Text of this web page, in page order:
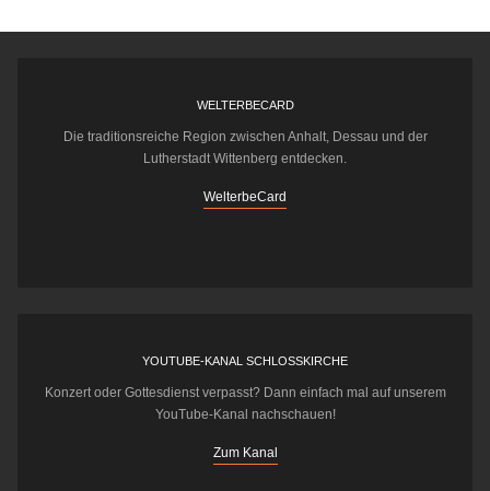
WELTERBECARD
Die traditionsreiche Region zwischen Anhalt, Dessau und der
Lutherstadt Wittenberg entdecken.
WelterbeCard
YOUTUBE-KANAL SCHLOSSKIRCHE
Konzert oder Gottesdienst verpasst? Dann einfach mal auf unserem
YouTube-Kanal nachschauen!
Zum Kanal